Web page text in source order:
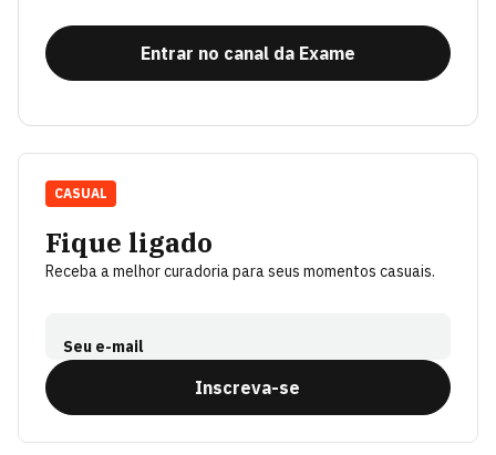
Entrar no canal da Exame
Fique ligado
Receba a melhor curadoria para seus momentos casuais.
Seu e-mail
Inscreva-se
CASUAL